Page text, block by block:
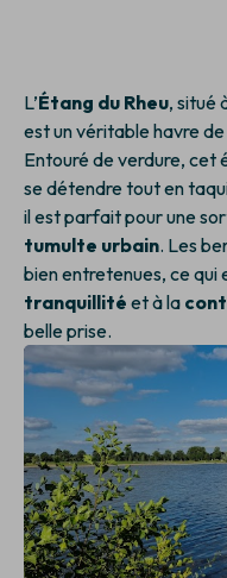
L’Étang du Rheu, situé
est un véritable havre
Entouré de verdure, cet
se détendre tout en
il est parfait pour une
tumulte urbain. Les
bien entretenues, ce qui
tranquillité et à la
belle prise.